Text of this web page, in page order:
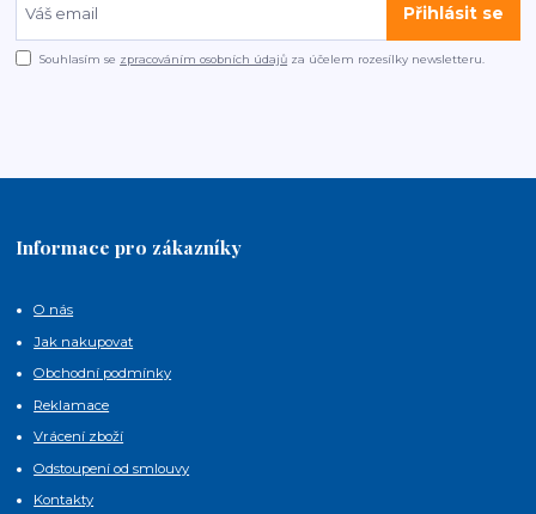
Přihlásit se
Souhlasím se zpracováním osobních údajů za účelem rozesílky newsletteru.
Informace pro zákazníky
O nás
Jak nakupovat
Obchodní podmínky
Reklamace
Vrácení zboží
Odstoupení od smlouvy
Kontakty